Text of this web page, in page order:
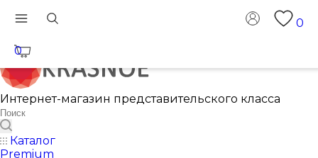
0
0
Интернет-магазин представительского класса
Каталог
Premium